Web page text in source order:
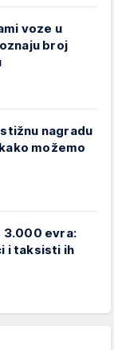
voze u
broj
nagradu
možemo
3.000 evra:
i taksisti ih